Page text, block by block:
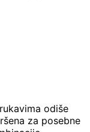
odiše
za posebne